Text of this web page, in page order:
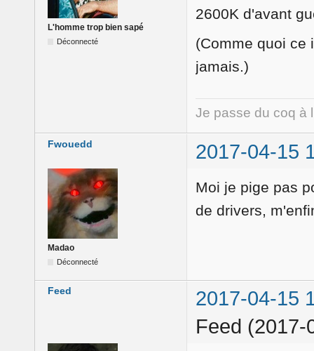
L'homme trop bien sapé
Déconnecté
2600K d'avant
(Comme quoi ce
jamais.)
Je passe du coq à
Fwouedd 2017-04-15
Madao
Déconnecté
Moi je pige pas
de drivers,
Feed
2017-04-15
Feed (2017-